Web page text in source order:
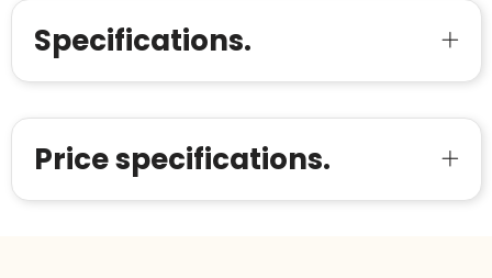
Specifications.
Price specifications.